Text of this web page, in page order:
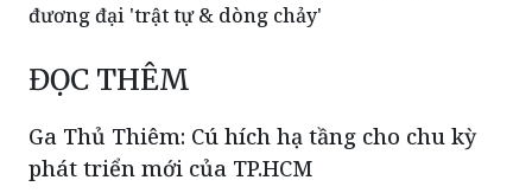
đương đại 'trật tự & dòng chảy'
ĐỌC THÊM
Ga Thủ Thiêm: Cú hích hạ tầng cho chu kỳ
phát triển mới của TP.HCM